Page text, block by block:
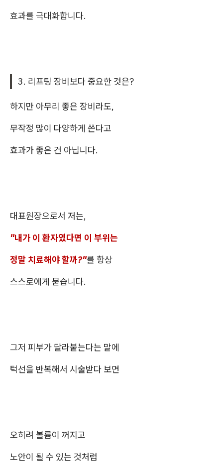
효과를 극대화합니다.
3. 리프팅 장비보다 중요한 것은?
하지만 아무리 좋은 장비라도,
무작정 많이 다양하게 쓴다고
효과가 좋은 건 아닙니다.
대표원장으로서 저는,
"내가 이 환자였다면 이 부위는
정말 치료해야 할까?"를 항상
스스로에게 묻습니다.
그저 피부가 달라붙는다는 말에
턱선을 반복해서 시술받다 보면
오히려 볼륨이 꺼지고
노안이 될 수 있는 것처럼